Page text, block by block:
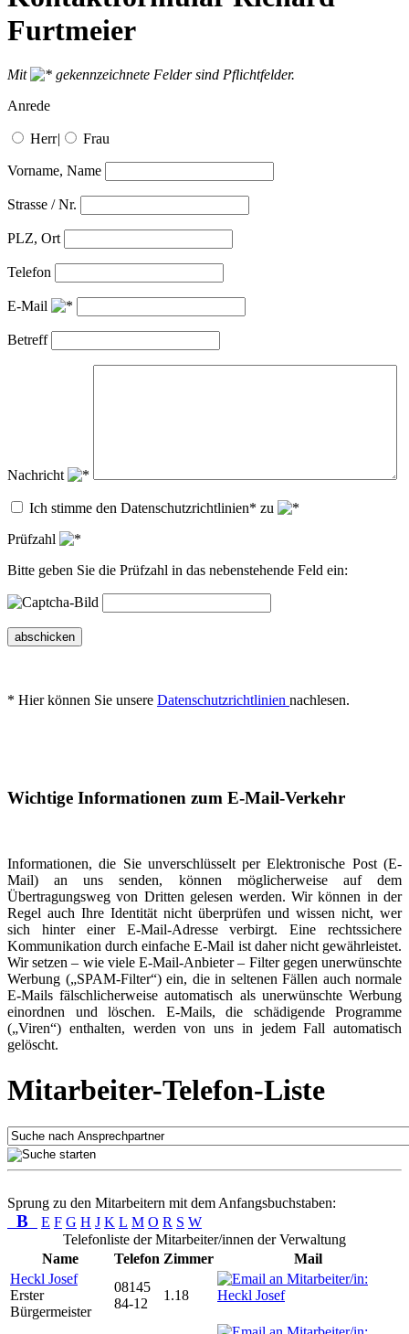
Furtmeier
Mit
gekennzeichnete Felder sind Pflichtfelder.
Anrede
Herr| Frau
Vorname, Name
Strasse / Nr.
PLZ, Ort
Telefon
E-Mail
Betreff
Nachricht
Ich stimme den Datenschutzrichtlinien* zu
Prüfzahl
Bitte geben Sie die Prüfzahl in das nebenstehende Feld ein:
abschicken
* Hier können Sie unsere Datenschutzrichtlinien nachlesen.
Wichtige Informationen zum E-Mail-Verkehr
Informationen, die Sie unverschlüsselt per Elektronische Post (E-
Mail) an uns senden, können möglicherweise auf dem
Übertragungsweg von Dritten gelesen werden. Wir können in der
Regel auch Ihre Identität nicht überprüfen und wissen nicht, wer
sich hinter einer E-Mail-Adresse verbirgt. Eine rechtssichere
Kommunikation durch einfache E-Mail ist daher nicht gewährleistet.
Wir setzen – wie viele E-Mail-Anbieter – Filter gegen unerwünschte
Werbung („SPAM-Filter“) ein, die in seltenen Fällen auch normale
E-Mails fälschlicherweise automatisch als unerwünschte Werbung
einordnen und löschen. E-Mails, die schädigende Programme
(„Viren“) enthalten, werden von uns in jedem Fall automatisch
gelöscht.
Mitarbeiter-Telefon-Liste
Sprung zu den Mitarbeitern mit dem Anfangsbuchstaben:
B E F G H J K L M O R S W
Telefonliste der Mitarbeiter/innen der Verwaltung
Name
Telefon Zimmer
Mail
Heckl Josef
Erster
Bürgermeister
08145
84-12
1.18